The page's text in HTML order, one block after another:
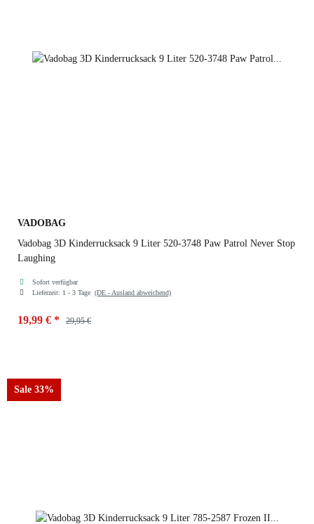
VADOBAG
Vadobag 3D Kinderrucksack 9 Liter 520-3748 Paw Patrol Never Stop
Laughing
Sofort verfügbar
Lieferzeit: 1 - 3 Tage (DE - Ausland abweichend)
19,99 € * 29,95 €
Sale 33%